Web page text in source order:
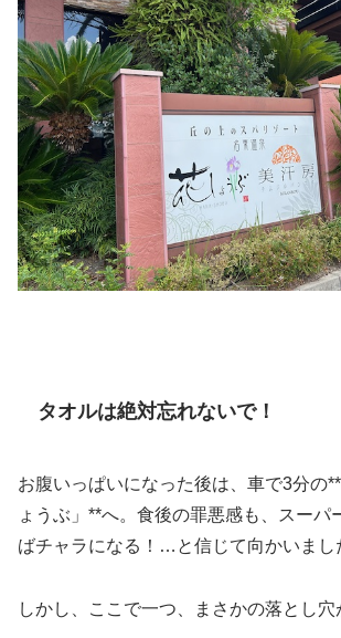
タオルは絶対忘れないで！
お腹いっぱいになった後は、車で3分の
ょうぶ」**へ。食後の罪悪感も、スーパ
ばチャラになる！…と信じて向かいまし
しかし、ここで一つ、まさかの落とし穴